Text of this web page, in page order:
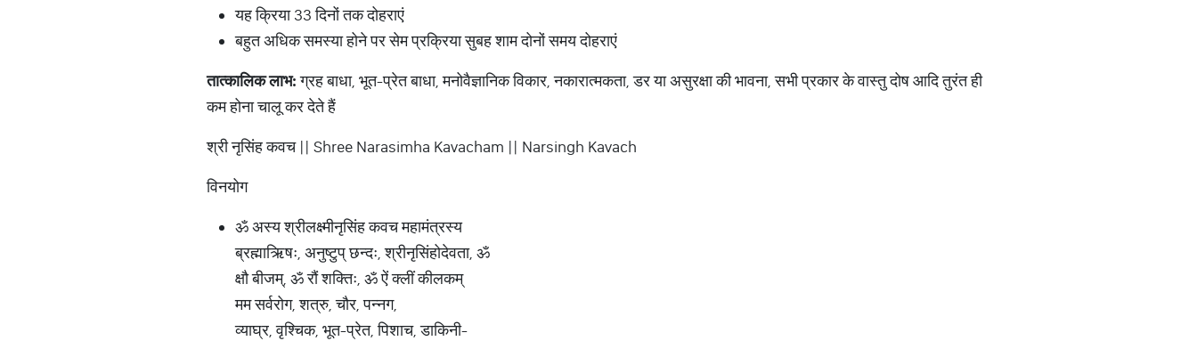
यह क्रिया 33 दिनों तक दोहराएं
बहुत अधिक समस्या होने पर सेम प्रक्रिया सुबह शाम दोनों समय दोहराएं
तात्कालिकलाभ:ग्रह बाधा, भूत-प्रेत बाधा, मनोवैज्ञानिक विकार, नकारात्मकता, डर या असुरक्षा की भावना, सभी प्रकार के वास्तु दोष आदि तुरंत ही
कम होना चालू कर देते हैं
श्री नृसिंह कवच || Shree Narasimha Kavacham || Narsingh Kavach
विनयोग
ॐ अस्य श्रीलक्ष्मीनृसिंह कवच महामंत्रस्य
ब्रह्माऋिषः, अनुष्टुप् छन्दः, श्रीनृसिंहोदेवता, ॐ
क्षौ बीजम्, ॐ रौं शक्तिः, ॐ ऐं क्लीं कीलकम्
मम सर्वरोग, शत्रु, चौर, पन्नग,
व्याघ्र, वृश्चिक, भूत-प्रेत, पिशाच, डाकिनी-